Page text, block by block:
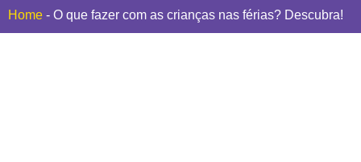
Home - O que fazer com as crianças nas férias​? Descubra!